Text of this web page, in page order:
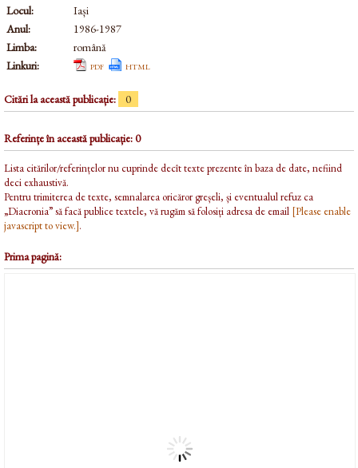
Locul:
Iași
Anul:
1986-1987
Limba:
română
Linkuri:
pdf html
Citări la această publicație: 0
Referințe în această publicație: 0
Lista citărilor/referințelor nu cuprinde decît texte prezente în baza de date, nefiind
deci exhaustivă.
Pentru trimiterea de texte, semnalarea oricăror greșeli, și eventualul refuz ca
„Diacronia” să facă publice textele, vă rugăm să folosiți adresa de email [Please enable
javascript to view.].
Prima pagină: